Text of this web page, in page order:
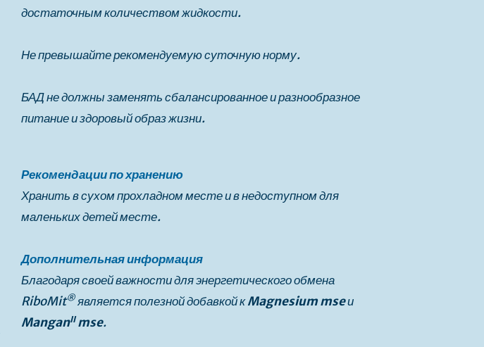
достаточным количеством жидкости.
Не превышайте рекомендуемую суточную норму.
БАД не должны заменять сбалансированное и разнообразное
питание и здоровый образ жизни.
Рекомендации по хранению
Хранить в сухом прохладном месте и в недоступном для
маленьких детей месте.
Дополнительная информация
Благодаря своей важности для энергетического обмена
RiboMit® является полезной добавкой кMagnesium mseи
ManganIImse.